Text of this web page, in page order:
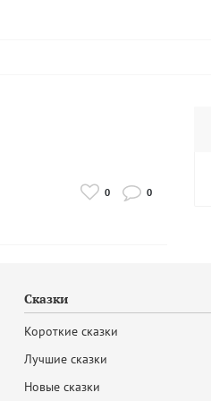
0 0
Сказки
Короткие сказки
Лучшие сказки
Новые сказки